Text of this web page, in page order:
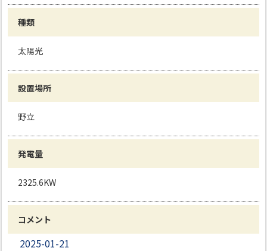
種類
太陽光
設置場所
野立
発電量
2325.6KW
コメント
2025-01-21